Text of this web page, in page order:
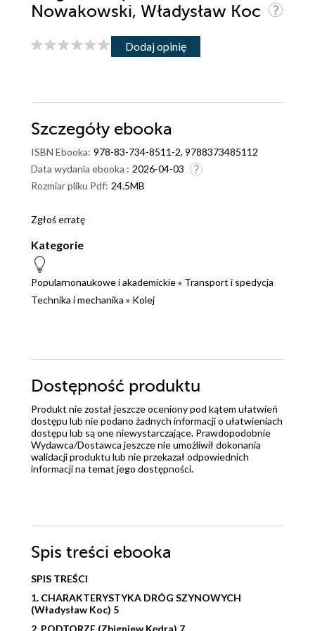
Nowakowski, Władysław Koc
Dodaj opinię
Szczegóły ebooka
ISBN Ebooka: 978-83-734-8511-2, 9788373485112
Data wydania ebooka : 2026-04-03
Rozmiar pliku Pdf: 24.5MB
Zgłoś erratę
Kategorie
Popularnonaukowe i akademickie» Transport i spedycja
Technika i mechanika » Kolej
Dostępność produktu
Produkt nie został jeszcze oceniony pod kątem ułatwień
dostępu lub nie podano żadnych informacji o ułatwieniach
dostępu lub są one niewystarczające. Prawdopodobnie
Wydawca/Dostawca jeszcze nie umożliwił dokonania
walidacji produktu lub nie przekazał odpowiednich
informacji na temat jego dostępności.
Spis treści ebooka
SPIS TREŚCI
1. CHARAKTERYSTYKA DRÓG SZYNOWYCH
(Władysław Koc) 5
2. PODTORZE (Zbigniew Kędra) 7